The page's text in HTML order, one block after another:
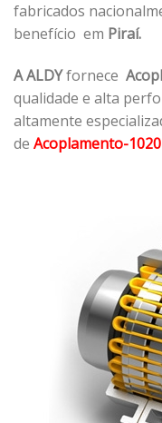
fabricados
benefício em Piraí.
A ALDYfornece
qualidade e alta
altamente
de Acoplamento-